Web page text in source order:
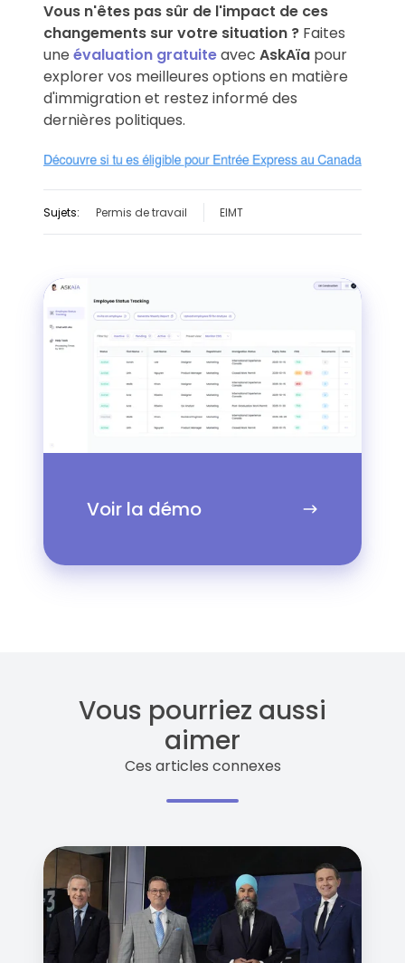
Vous n'êtes pas sûr de l'impact de ces
changements sur votre situation ? Faites
une évaluation gratuiteavec AskAïa pour
explorer vos meilleures options en matière
d'immigration et restez informé des
dernières politiques.
Sujets: Permis de travail EIMT
Voir la démo
Voir
la
démo
Vous pourriez aussi
aimer
Ces articles connexes
Les
chefs
politiques
canadiens
appuient